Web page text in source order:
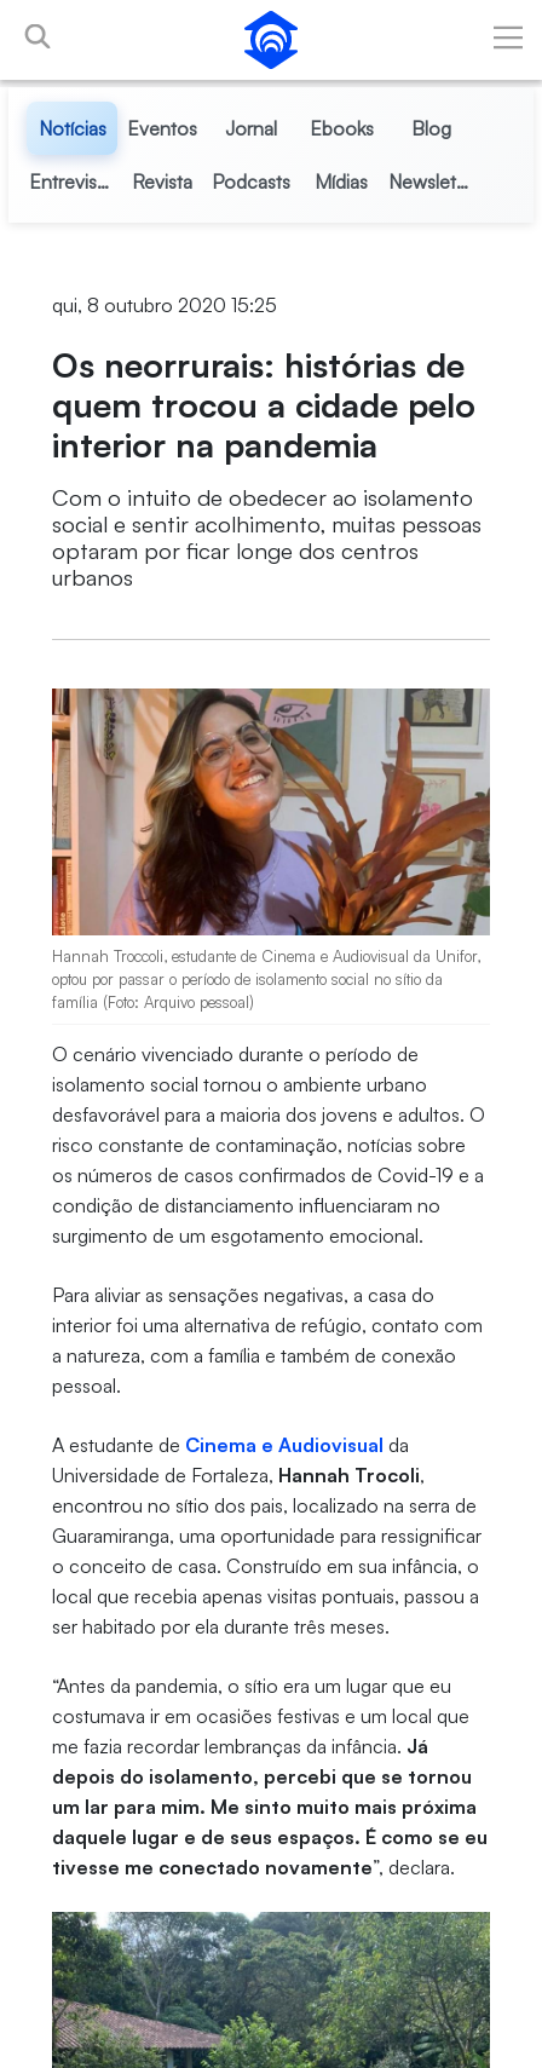
Pular para o Conteúdo principal
Notícias Eventos Jornal Ebooks Blog
Entrevistas Revista Podcasts Mídias Newsletter
qui, 8 outubro 2020 15:25
Os neorrurais: histórias de
quem trocou a cidade pelo
interior na pandemia
Com o intuito de obedecer ao isolamento
social e sentir acolhimento, muitas pessoas
optaram por ficar longe dos centros
urbanos
Hannah Troccoli, estudante de Cinema e Audiovisual da Unifor,
optou por passar o período de isolamento social no sítio da
família (Foto: Arquivo pessoal)
O cenário vivenciado durante o período de
isolamento social tornou o ambiente urbano
desfavorável para a maioria dos jovens e adultos. O
risco constante de contaminação, notícias sobre
os números de casos confirmados de Covid-19 e a
condição de distanciamento influenciaram no
surgimento de um esgotamento emocional.
Para aliviar as sensações negativas, a casa do
interior foi uma alternativa de refúgio, contato com
a natureza, com a família e também de conexão
pessoal.
A estudante de Cinema e Audiovisual da
Universidade de Fortaleza, Hannah Trocoli,
encontrou no sítio dos pais, localizado na serra de
Guaramiranga, uma oportunidade para ressignificar
o conceito de casa. Construído em sua infância, o
local que recebia apenas visitas pontuais, passou a
ser habitado por ela durante três meses.
“Antes da pandemia, o sítio era um lugar que eu
costumava ir em ocasiões festivas e um local que
me fazia recordar lembranças da infância. Já
depois do isolamento, percebi que se tornou
um lar para mim. Me sinto muito mais próxima
daquele lugar e de seus espaços. É como se eu
tivesse me conectado novamente”, declara.